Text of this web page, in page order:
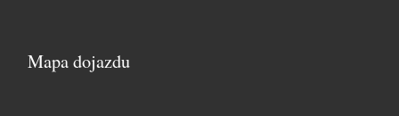
Mapa dojazdu